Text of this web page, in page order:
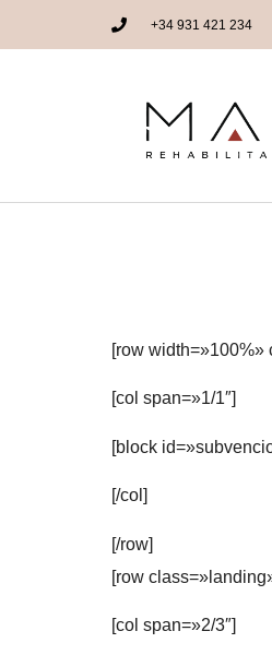
+34 931 421 234
[row width=»100%»
[col span=»1/1″]
[block
[/col]
[/row]
[row
[col span=»2/3″]